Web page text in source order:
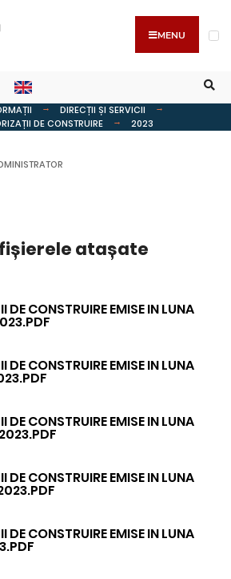
MENU
DIRECȚII ȘI SERVICII
DE CONSTRUIRE 2023
fișierele atașate
DE CONSTRUIRE EMISE IN LUNA
DE CONSTRUIRE EMISE IN LUNA
DE CONSTRUIRE EMISE IN LUNA
DE CONSTRUIRE EMISE IN LUNA
DE CONSTRUIRE EMISE IN LUNA